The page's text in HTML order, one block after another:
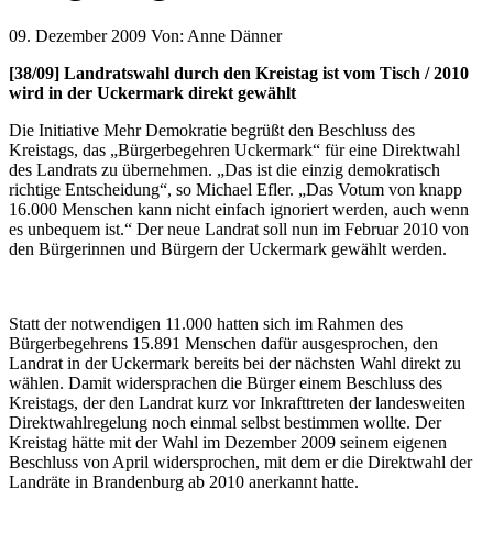
09. Dezember 2009 Von: Anne Dänner
[38/09] Landratswahl durch den Kreistag ist vom Tisch / 2010
wird in der Uckermark direkt gewählt
Die Initiative Mehr Demokratie begrüßt den Beschluss des
Kreistags, das „Bürgerbegehren Uckermark“ für eine Direktwahl
des Landrats zu übernehmen. „Das ist die einzig demokratisch
richtige Entscheidung“, so Michael Efler. „Das Votum von knapp
16.000 Menschen kann nicht einfach ignoriert werden, auch wenn
es unbequem ist.“ Der neue Landrat soll nun im Februar 2010 von
den Bürgerinnen und Bürgern der Uckermark gewählt werden.
Statt der notwendigen 11.000 hatten sich im Rahmen des
Bürgerbegehrens 15.891 Menschen dafür ausgesprochen, den
Landrat in der Uckermark bereits bei der nächsten Wahl direkt zu
wählen. Damit widersprachen die Bürger einem Beschluss des
Kreistags, der den Landrat kurz vor Inkrafttreten der landesweiten
Direktwahlregelung noch einmal selbst bestimmen wollte. Der
Kreistag hätte mit der Wahl im Dezember 2009 seinem eigenen
Beschluss von April widersprochen, mit dem er die Direktwahl der
Landräte in Brandenburg ab 2010 anerkannt hatte.